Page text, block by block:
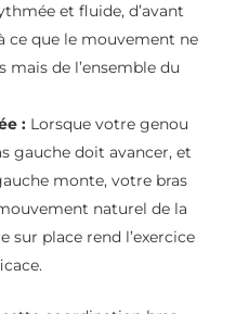
et fluide, d’avant
ce que le mouvement ne
mais de l’ensemble du
:Lorsque votre genou
gauche doit avancer, et
monte, votre bras
naturel de la
sur place rend l’exercice